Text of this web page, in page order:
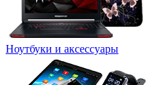
Ноутбуки и аксессуары